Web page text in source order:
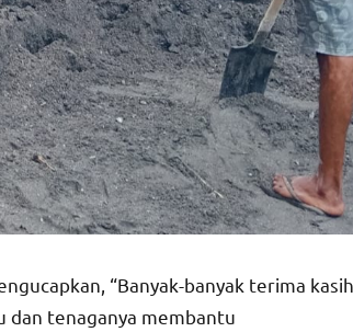
“Banyak-banyak terima kasih
dan tenaganya membantu